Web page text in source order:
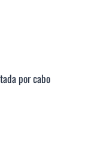
por cabo